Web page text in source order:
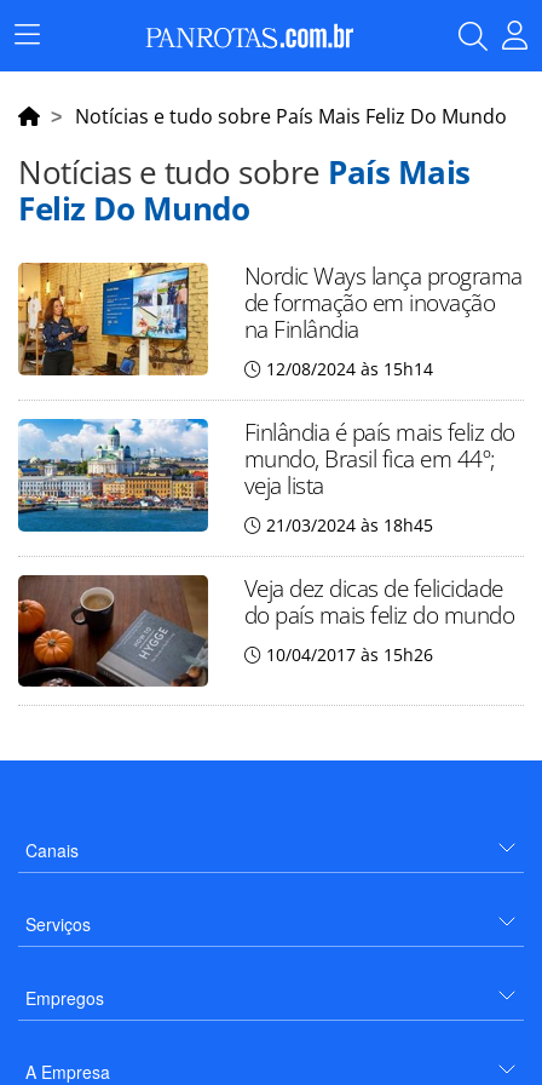
Menu
Principal
Notícias e tudo sobre País Mais Feliz Do Mundo
Notícias e tudo sobre País Mais
Feliz Do Mundo
Nordic Ways lança programa
de formação em inovação
na Finlândia
12/08/2024 às 15h14
Finlândia é país mais feliz do
mundo, Brasil fica em 44º;
veja lista
21/03/2024 às 18h45
Veja dez dicas de felicidade
do país mais feliz do mundo
10/04/2017 às 15h26
Canais
Serviços
Empregos
A Empresa